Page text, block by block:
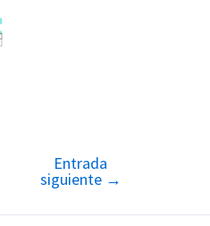
Entrada
siguiente →